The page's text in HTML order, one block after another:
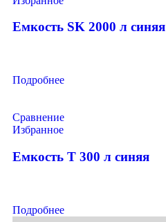
Емкость SK 2000 л синяя
Подробнее
Сравнение
Избранное
Емкость T 300 л синяя
Подробнее